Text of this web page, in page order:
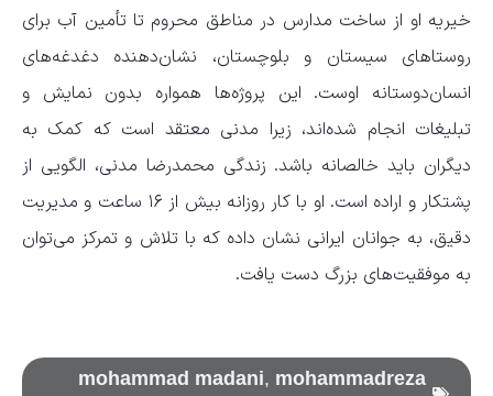
خیریه او از ساخت مدارس در مناطق محروم تا تأمین آب برای
روستاهای سیستان و بلوچستان، نشان‌دهنده دغدغه‌های
انسان‌دوستانه اوست. این پروژه‌ها همواره بدون نمایش و
تبلیغات انجام شده‌اند، زیرا مدنی معتقد است که کمک به
دیگران باید خالصانه باشد. زندگی محمدرضا مدنی، الگویی از
پشتکار و اراده است. او با کار روزانه بیش از ۱۶ ساعت و مدیریت
دقیق، به جوانان ایرانی نشان داده که با تلاش و تمرکز می‌توان
به موفقیت‌های بزرگ دست یافت.
mohammad madani, mohammadreza